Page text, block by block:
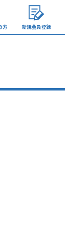
方 新規会員登録